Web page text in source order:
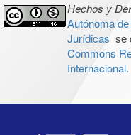
Hechos y
Autónoma
Jurídicas se
Commons
Internacional.